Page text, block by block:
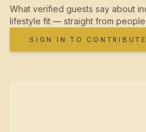
What verified guests say about
lifestyle fit — straight from
SIGN IN TO CONTRIBUTE